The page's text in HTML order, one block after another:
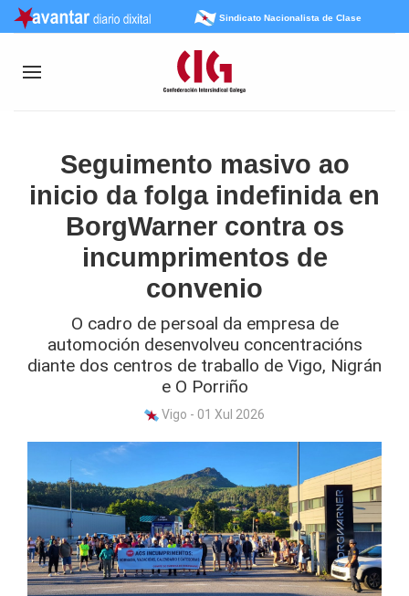
Sindicato Nacionalista de Clase
Seguimento masivo ao
inicio da folga indefinida en
BorgWarner contra os
incumprimentos de
convenio
O cadro de persoal da empresa de
automoción desenvolveu concentracións
diante dos centros de traballo de Vigo, Nigrán
e O Porriño
Vigo - 01 Xul 2026